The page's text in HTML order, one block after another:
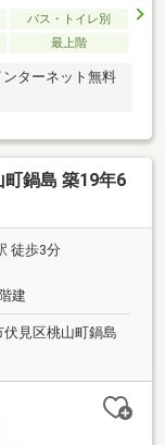
バス・トイレ別
最上階
ンターネット無料
鍋島 築19年6
徒歩3分
建
見区桃山町鍋島